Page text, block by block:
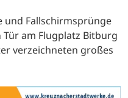
und Fallschirmsprünge
am Flugplatz Bitburg
verzeichneten großes